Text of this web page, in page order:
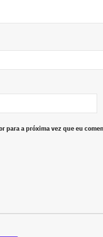
para a próxima vez que eu